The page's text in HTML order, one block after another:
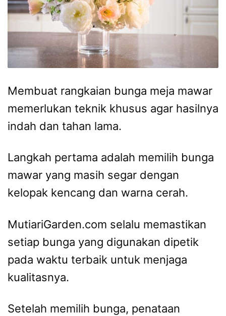
Membuat rangkaian bunga meja mawar
memerlukan teknik khusus agar hasilnya
indah dan tahan lama.
Langkah pertama adalah memilih bunga
mawar yang masih segar dengan
kelopak kencang dan warna cerah.
MutiariGarden.com selalu memastikan
setiap bunga yang digunakan dipetik
pada waktu terbaik untuk menjaga
kualitasnya.
Setelah memilih bunga, penataan